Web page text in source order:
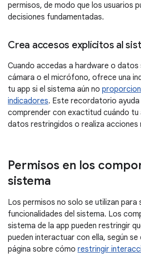
permisos, de modo que los usuarios
decisiones fundamentadas.
Crea accesos explícitos al
Cuando accedas a hardware o datos
cámara o el micrófono, ofrece una
tu app si el sistema aún no
indicadores. Este recordatorio ayuda
comprender con exactitud cuándo tu
datos restringidos o realiza acciones
Permisos en los
sistema
Los permisos no solo se utilizan para
funcionalidades del sistema. Los
sistema de la app pueden restringir
pueden interactuar con ella, según se
página sobre cómo restringir